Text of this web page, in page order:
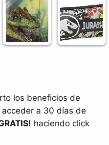
los beneficios de
a 30 días de
haciendo click